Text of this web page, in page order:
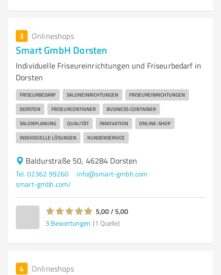
3 Onlineshops
Smart GmbH Dorsten
Individuelle Friseureinrichtungen und Friseurbedarf in
Dorsten
FRISEURBEDARF SALONEINRICHTUNGEN FRISEUREINRICHTUNGEN
DORSTEN FRISEURCONTAINER BUSINESS-CONTAINER
SALONPLANUNG QUALITÄT INNOVATION ONLINE-SHOP
INDIVIDUELLE LÖSUNGEN KUNDENSERVICE
Baldurstraße 50, 46284 Dorsten
Tel. 02362 99260
info@smart-gmbh.com
smart-gmbh.com/
5,00 / 5,00
3 Bewertungen (1 Quelle)
4 Onlineshops